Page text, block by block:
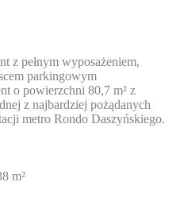
z pełnym wyposażeniem,
parkingowym
o powierzchni 80,7 m² z
z najbardziej pożądanych
metro Rondo Daszyńskiego.
m²